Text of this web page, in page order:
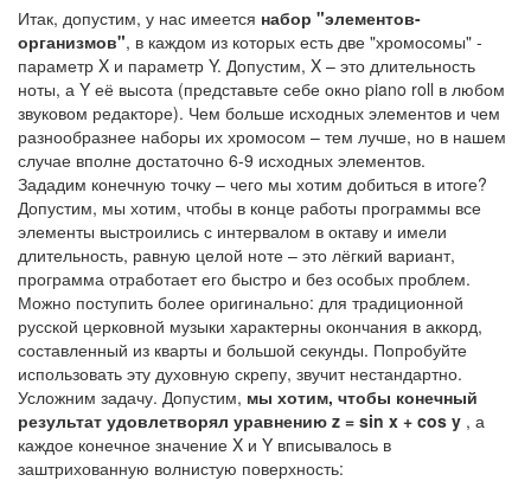
Итак, допустим, у нас имеется набор "элементов-
организмов", в каждом из которых есть две "хромосомы" -
параметр X и параметр Y. Допустим, X – это длительность
ноты, а Y её высота (представьте себе окно piano roll в любом
звуковом редакторе). Чем больше исходных элементов и чем
разнообразнее наборы их хромосом – тем лучше, но в нашем
случае вполне достаточно 6-9 исходных элементов.
Зададим конечную точку – чего мы хотим добиться в итоге?
Допустим, мы хотим, чтобы в конце работы программы все
элементы выстроились с интервалом в октаву и имели
длительность, равную целой ноте – это лёгкий вариант,
программа отработает его быстро и без особых проблем.
Можно поступить более оригинально: для традиционной
русской церковной музыки характерны окончания в аккорд,
составленный из кварты и большой секунды. Попробуйте
использовать эту духовную скрепу, звучит нестандартно.
Усложним задачу. Допустим, мы хотим, чтобы конечный
результат удовлетворял уравнению z = sin x + cos y , а
каждое конечное значение X и Y вписывалось в
заштрихованную волнистую поверхность: